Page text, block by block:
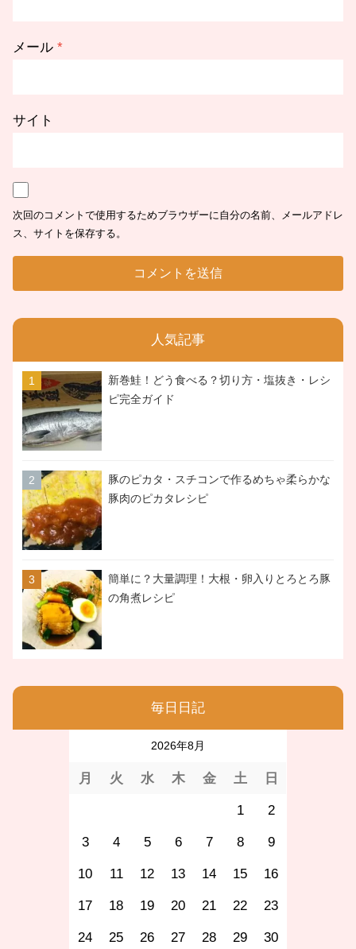
メール *
サイト
次回のコメントで使用するためブラウザーに自分の名前、メールアドレ
ス、サイトを保存する。
人気記事
新巻鮭！どう食べる？切り方・塩抜き・レシ
ピ完全ガイド
豚のピカタ・スチコンで作るめちゃ柔らかな
豚肉のピカタレシピ
簡単に？大量調理！大根・卵入りとろとろ豚
の角煮レシピ
毎日日記
2026年8月
月 火 水 木 金 土 日
1 2
3 4 5 6 7 8 9
10 11 12 13 14 15 16
17 18 19 20 21 22 23
24 25 26 27 28 29 30